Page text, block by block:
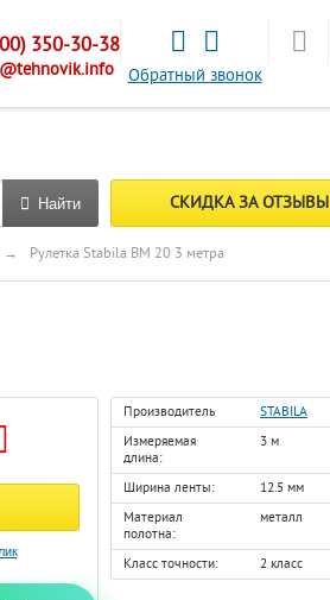
Обратный звонок
350-30-38
Найти СКИДКА ЗА ОТЗЫВЫ
→ Рулетка Stabila BM 20 3 метра
Производитель
STABILA
Измеряемая
длина:
3 м
Ширина ленты:
12.5 мм
Материал
полотна:
металл
Класс точности: 2 класс